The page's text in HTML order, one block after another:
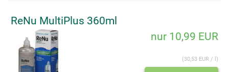
ReNu MultiPlus 360ml
nur 10,99 EUR
(30,53 EUR / l)